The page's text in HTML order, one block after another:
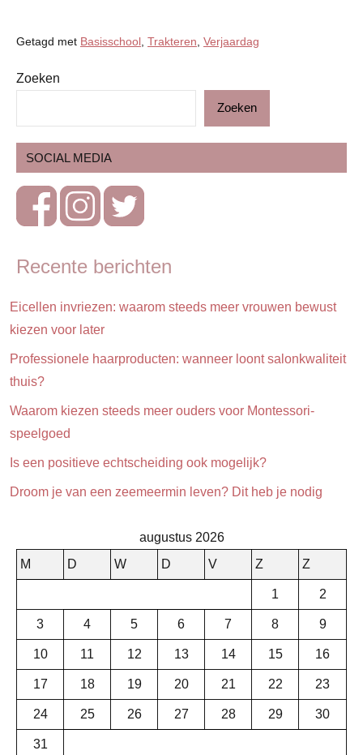
Getagd met Basisschool Trakteren Verjaardag
Basisschool
Feestdagen
Gezin
Schoolkind
Zoeken
Zoeken
SOCIAL MEDIA
Recente berichten
Eicellen invriezen: waarom steeds meer vrouwen bewust
kiezen voor later
Professionele haarproducten: wanneer loont salonkwaliteit
thuis?
Waarom kiezen steeds meer ouders voor Montessori-
speelgoed
Is een positieve echtscheiding ook mogelijk?
Droom je van een zeemeermin leven? Dit heb je nodig
augustus 2026
M
D W D V Z Z
1 2
3 4 5 6 7 8 9
10 11 12 13 14 15 16
17 18 19 20 21 22 23
24 25 26 27 28 29 30
31